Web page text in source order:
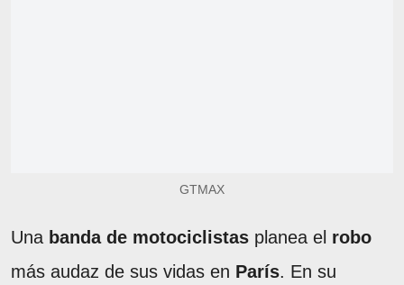
GTMAX
Una banda de motociclistas planea el robo
más audaz de sus vidas en París. En su